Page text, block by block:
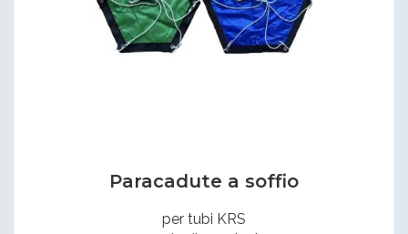
Paracadute a soffio
per tubi KRS